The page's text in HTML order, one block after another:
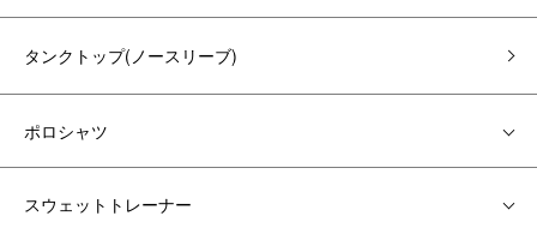
タンクトップ(ノースリーブ)
ポロシャツ
スウェットトレーナー